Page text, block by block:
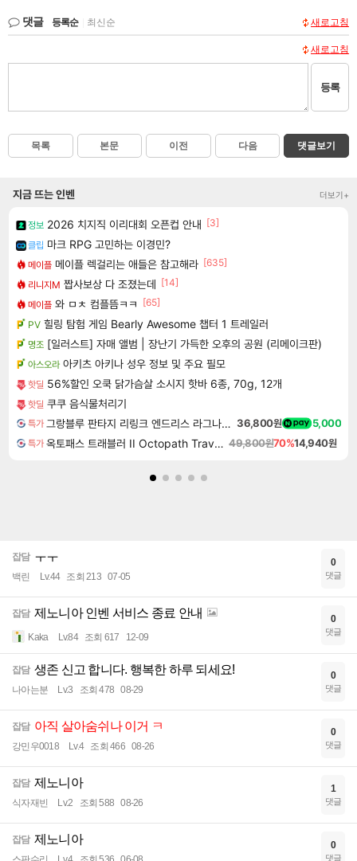
댓글 등록순 최신순 새로고침
새로고침
등록
목록 본문 이전 다음 댓글보기
지금 뜨는 인벤 더보기+
정보 2026 치지직 이리대회 오픈컵 안내 [3]
클립 마크 RPG 고민하는 이경민?
메이플 메이플 렉걸리는 애들은 참고해라 [635]
리니지M 짭사보상 다 조졌는데 [14]
메이플 와 ㅁㅊ 컴플뜸ㅋㅋ
[65]
PV 힐링 탐험 게임 Bearly Awesome 챕터 1 트레일러
명조 [일러스트] 자매 앨범 | 장난기 가득한 오후의 공원 (리메이크판)
아스오라 아키츠 아키나 성우 정보 및 주요 필모
핫딜 56%할인 오쿡 닭가슴살 소시지 핫바 6종, 70g, 12개
핫딜 쿠쿠 음식물처리기
특가 그랑블루 판타지 리링크 엔드리스 라그나로크 업그레이드 킷 Granblue Fantasy Relink Endless Ragnarok Upgrade Kit DLC 36,800원 5,000
특가 옥토패스 트래블러 II Octopath Traveler II 49,800원70%14,940원
잡담 ㅜㅜ
백린 Lv.44 조회 213 07-05
0
댓글
잡담 제노니아 인벤 서비스 종료 안내
Kaka Lv.84 조회 617 12-09
0
댓글
잡담 생존 신고 합니다. 행복한 하루 되세요!
나아는분 Lv.3 조회 478 08-29
0
댓글
잡담 아직 살아숨쉬나 이거 ㅋ
강민우0018 Lv.4 조회 466 08-26
0
댓글
잡담 제노니아
식자재빈 Lv.2 조회 588 08-26
1
댓글
잡담 제노니아 0
댓글